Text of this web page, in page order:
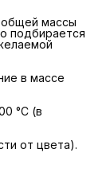
общей массы
подбирается
в массе
°C (в
от цвета).